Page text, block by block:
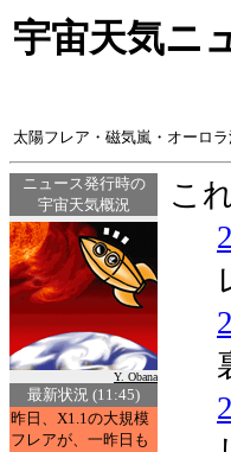
宇宙天気ニ
太陽フレア・磁気嵐・オーロ
ニュース発行時の
宇宙天気概況
Y. Obana
最新状況 (11:45)
昨日、X1.1の大規模
フレアが、一昨日も
こ